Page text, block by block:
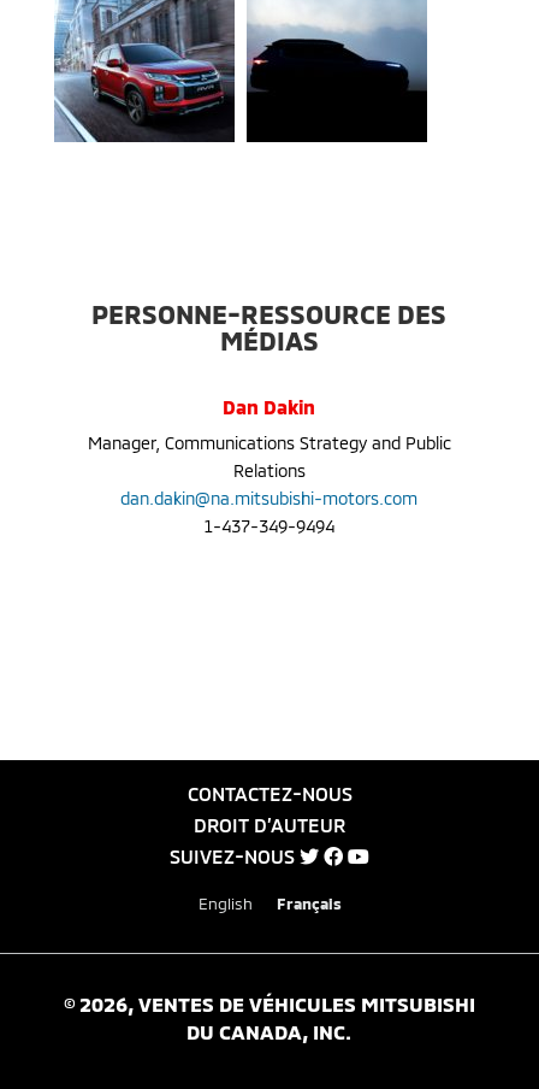
PERSONNE-RESSOURCE DES
MÉDIAS
Dan Dakin
Manager, Communications Strategy and Public
Relations
dan.dakin@na.mitsubishi-motors.com
1-437-349-9494
CONTACTEZ-NOUS
DROIT D’AUTEUR
SUIVEZ-NOUS
English Français
© 2026, VENTES DE VÉHICULES MITSUBISHI
DU CANADA, INC.